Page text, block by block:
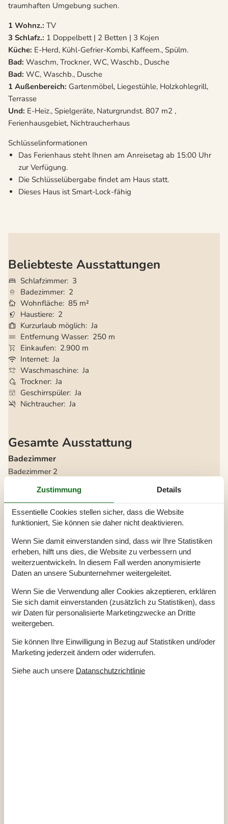
traumhaften Umgebung suchen.
1 Wohnz.: TV
3 Schlafz.: 1 Doppelbett | 2 Betten | 3 Kojen
Küche: E-Herd, Kühl-Gefrier-Kombi, Kaffeem., Spülm.
Bad: Waschm, Trockner, WC, Waschb., Dusche
Bad: WC, Waschb., Dusche
1 Außenbereich: Gartenmöbel, Liegestühle, Holzkohlegrill,
Terrasse
Und: E-Heiz., Spielgeräte, Naturgrundst. 807 m2 ,
Ferienhausgebiet, Nichtraucherhaus
Schlüsselinformationen
Das Ferienhaus steht Ihnen am Anreisetag ab 15:00 Uhr
zur Verfügung.
Die Schlüsselübergabe findet am Haus statt.
Dieses Haus ist Smart-Lock-fähig
Beliebteste Ausstattungen
Schlafzimmer 3
Badezimmer 2
Wohnfläche 85 m²
Haustiere 2
Kurzurlaub möglich Ja
Entfernung Wasser 250 m
Einkaufen
2.900 m
Internet Ja
Waschmaschine Ja
Trockner Ja
Geschirrspüler Ja
Nichtraucher Ja
Gesamte Ausstattung
Badezimmer
Badezimmer 2
Dusche 2
Waschbecken 2
Diverse
Anzahl Badezimmer 2
Baujahr 2022
Geschlossene Terrasse
Haustier erlaubt
Hoch Geschwindigkeits Internet
Internet
Nichtraucher
Renoviert 2022
Wohnfläche in m² 85 m²
Draußen
Bademöglichkeiten (Sandstrand)
Gartengrill
Gartenmöbel
Kohlegrill
Liegestühle
Zustimmung Details
Essentielle Cookies stellen sicher, dass die Website
funktioniert, Sie können sie daher nicht deaktivieren.
Wenn Sie damit einverstanden sind, dass wir Ihre Statistiken
erheben, hilft uns dies, die Website zu verbessern und
weiterzuentwickeln. In diesem Fall werden anonymisierte
Daten an unsere Subunternehmer weitergeleitet.
Wenn Sie die Verwendung aller Cookies akzeptieren, erklären
Sie sich damit einverstanden (zusätzlich zu Statistiken), dass
wir Daten für personalisierte Marketingzwecke an Dritte
weitergeben.
Sie können Ihre Einwilligung in Bezug auf Statistiken und/oder
Marketing jederzeit ändern oder widerrufen.
Siehe auch unsere Datanschutzrichtlinie